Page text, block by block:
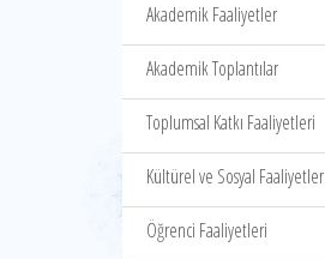
Akademik Faaliyetler
Akademik Toplantılar
Toplumsal Katkı Faaliyetleri
Kültürel ve Sosyal Faaliyetler
Öğrenci Faaliyetleri